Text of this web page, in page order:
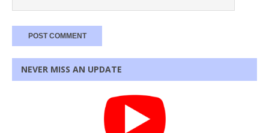
NEVER MISS AN UPDATE